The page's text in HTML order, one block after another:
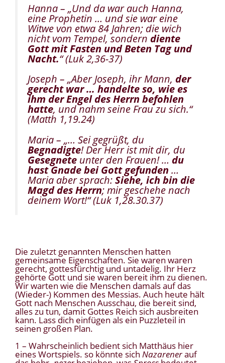
Hanna – „Und da war auch Hanna,
eine Prophetin … und sie war eine
Witwe von etwa 84 Jahren; die wich
nicht vom Tempel, sondern diente
Gott mit Fasten und Beten Tag und
Nacht.“ (Luk 2,36-37)
Joseph – „Aber Joseph, ihr Mann, der
gerecht war … handelte so, wie es
ihm der Engel des Herrn befohlen
hatte, und nahm seine Frau zu sich.“
(Matth 1,19.24)
Maria – „… Sei gegrüßt, du
Begnadigte! Der Herr ist mit dir, du
Gesegnete unter den Frauen! … du
hast Gnade bei Gott gefunden …
Maria aber sprach:Siehe, ich bin die
Magd des Herrn; mir geschehe nach
deinem Wort!“(Luk 1,28.30.37)
Die zuletzt genannten Menschen hatten
gemeinsame Eigenschaften. Sie waren waren
gerecht, gottesfürchtig und untadelig. Ihr Herz
gehörte Gott und sie waren bereit ihm zu dienen.
Wir warten wie die Menschen damals auf das
(Wieder-) Kommen des Messias. Auch heute hält
Gott nach Menschen Ausschau, die bereit sind,
alles zu tun, damit Gottes Reich sich ausbreiten
kann. Lass dich einfügen als ein Puzzleteil in
seinen großen Plan.
1 – Wahrscheinlich bedient sich Matthäus hier
eines Wortspiels. so könnte sich Nazarenerauf